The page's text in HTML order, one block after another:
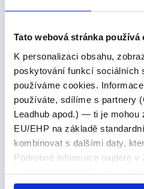
Tato webová stránka používá
K personalizaci obsahu,
poskytování funkcí sociálních
používáme cookies.
používáte, sdílíme s partnery
Leadhub apod.) — ti je mohou
EU/EHP na základě
kombinovat s dalšími daty,
Podrobné informace najdete v
odvolat v nastavení cookies,
odpověď. "If you decide to
who
who went to
Pojďme se podívat na správné
The same happened with 33-
Egerton who went to primary
stalo třiatřicetiletému herci
tam chodil na základní